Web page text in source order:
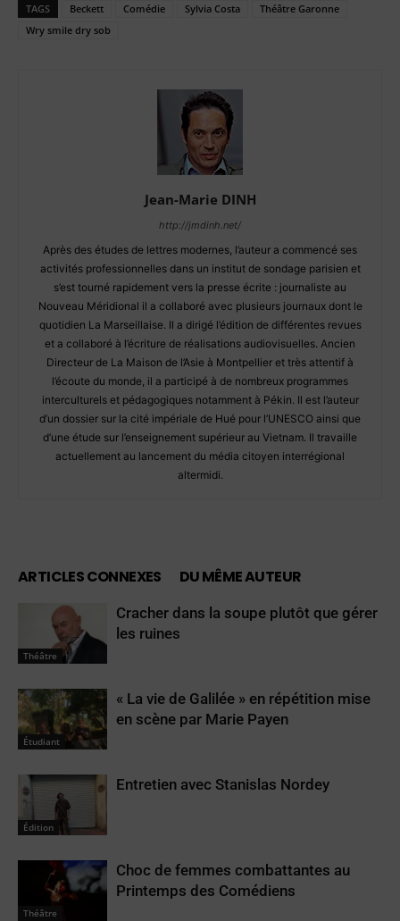
TAGS Beckett Comédie Sylvia Costa
Théâtre Garonne
Wry smile dry sob
Jean-Marie DINH
http://jmdinh.net/
Après des études de lettres modernes, l’auteur a commencé ses
activités professionnelles dans un institut de sondage parisien et
s’est tourné rapidement vers la presse écrite : journaliste au
Nouveau Méridional il a collaboré avec plusieurs journaux dont le
quotidien La Marseillaise. Il a dirigé l’édition de différentes revues
et a collaboré à l’écriture de réalisations audiovisuelles. Ancien
Directeur de La Maison de l’Asie à Montpellier et très attentif à
l’écoute du monde, il a participé à de nombreux programmes
interculturels et pédagogiques notamment à Pékin. Il est l’auteur
d’un dossier sur la cité impériale de Hué pour l’UNESCO ainsi que
d’une étude sur l’enseignement supérieur au Vietnam. Il travaille
actuellement au lancement du média citoyen interrégional
altermidi.
ARTICLES CONNEXES DU MÊME AUTEUR
Théâtre
Cracher dans la soupe plutôt que gérer
les ruines
Étudiant
« La vie de Galilée » en répétition mise
en scène par Marie Payen
Édition
Entretien avec Stanislas Nordey
Théâtre
Choc de femmes combattantes au
Printemps des Comédiens